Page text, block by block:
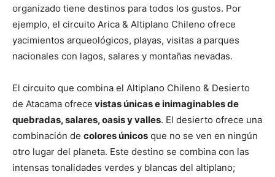
organizado tiene destinos para todos los gustos. Por
ejemplo, el circuito Arica & Altiplano Chileno ofrece
yacimientos arqueológicos, playas, visitas a parques
nacionales con lagos, salares y montañas nevadas.
El circuito que combina el Altiplano Chileno & Desierto
de Atacama ofrece vistas únicas e inimaginables de
quebradas, salares, oasis y valles. El desierto ofrece una
combinación de colores únicos que no se ven en ningún
otro lugar del planeta. Este destino se combina con las
intensas tonalidades verdes y blancas del altiplano;